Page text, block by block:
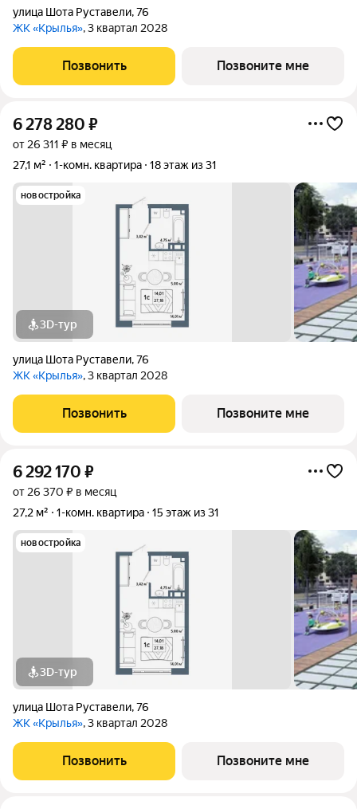
улица Шота Руставели,76
ЖК «Крылья», 3 квартал 2028
Позвонить Позвоните мне
6 278 280 ₽
от 26 311 ₽ в месяц
27,1 м²
1-комн. квартира 18 этаж из 31
новостройка
3D-тур
улица Шота Руставели,76
ЖК «Крылья», 3 квартал 2028
Позвонить Позвоните мне
6 292 170 ₽
от 26 370 ₽ в месяц
27,2 м²
1-комн. квартира 15 этаж из 31
новостройка
3D-тур
улица Шота Руставели,76
ЖК «Крылья», 3 квартал 2028
Позвонить Позвоните мне